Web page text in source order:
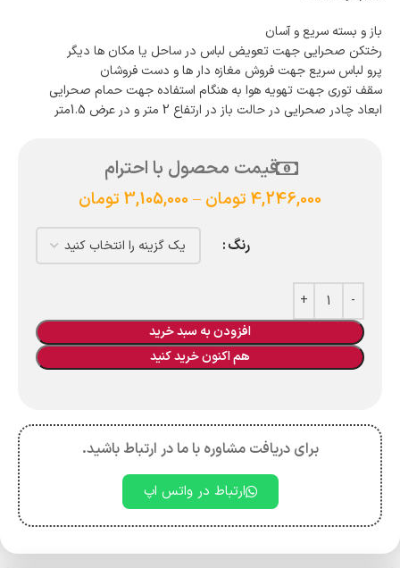
باز و بسته سریع و آسان
رختکن صحرایی جهت تعویض لباس در ساحل یا مکان ها دیگر
پرو لباس سریع جهت فروش مغازه دار ها و دست فروشان
سقف توری جهت تهویه هوا به هنگام استفاده جهت حمام صحرایی
ابعاد چادر صحرایی در حالت باز در ارتفاع 2 متر و در عرض 1.5متر
قیمت محصول با احترام
4,246,000 تومان –
3,105,000 تومان
رنگ
افزودن به سبد خرید
هم اکنون خرید کنید
برای دریافت مشاوره با ما در ارتباط باشید.
ارتباط در واتس اپ